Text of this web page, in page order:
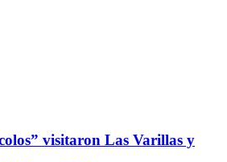
visitaron Las Varillas y